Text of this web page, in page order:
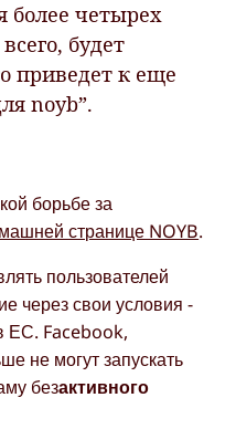
более четырех
будет
приведет к еще
noyb”.
борьбе за
странице NOYB.
пользователей
через свои условия -
ЕС. Facebook,
не могут запускать
безактивного